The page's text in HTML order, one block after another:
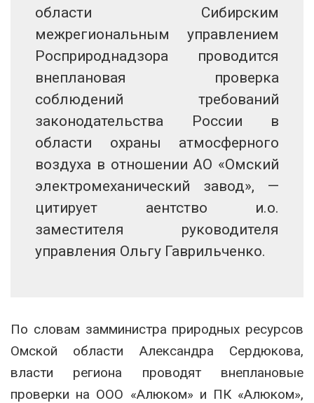
области Сибирским
межрегиональным управлением
Росприроднадзора проводится
внеплановая проверка
соблюдений требований
законодательства России в
области охраны атмосферного
воздуха в отношении АО «Омский
электромеханический завод», —
цитирует аентство и.о.
заместителя руководителя
управления Ольгу Гаврильченко.
По словам замминистра природных ресурсов
Омской области Александра Сердюкова,
власти региона проводят внеплановые
проверки на ООО «Алюком» и ПК «Алюком»,